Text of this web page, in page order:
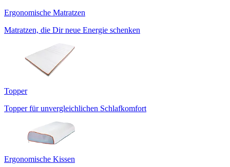
Ergonomische Matratzen
Matratzen, die Dir neue Energie schenken
Topper
Topper für unvergleichlichen Schlafkomfort
Ergonomische Kissen